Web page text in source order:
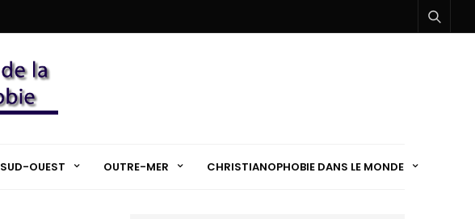
SUD-OUEST OUTRE-MER CHRISTIANOPHOBIE DANS LE MONDE